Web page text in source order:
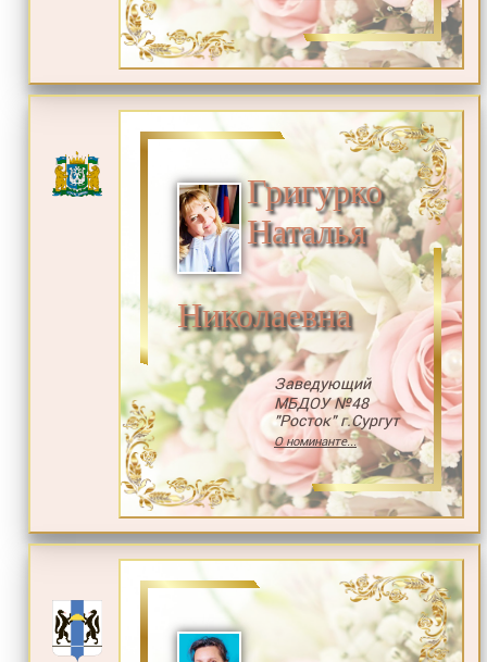
Григурко
Наталья
Николаевна
Заведующий
МБДОУ №48
"Росток" г.Сургут
О номинанте...